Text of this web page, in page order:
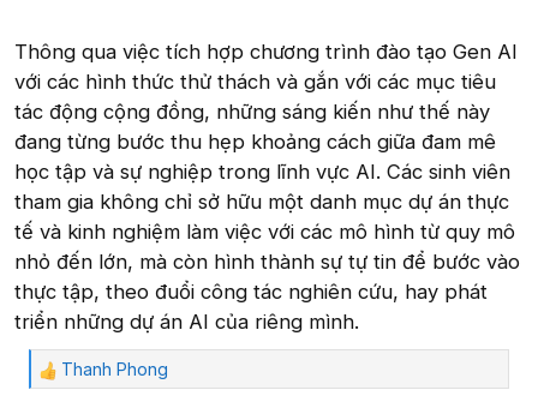
Thông qua việc tích hợp chương trình đào tạo Gen AI
với các hình thức thử thách và gắn với các mục tiêu
tác động cộng đồng, những sáng kiến như thế này
đang từng bước thu hẹp khoảng cách giữa đam mê
học tập và sự nghiệp trong lĩnh vực AI. Các sinh viên
tham gia không chỉ sở hữu một danh mục dự án thực
tế và kinh nghiệm làm việc với các mô hình từ quy mô
nhỏ đến lớn, mà còn hình thành sự tự tin để bước vào
thực tập, theo đuổi công tác nghiên cứu, hay phát
triển những dự án AI của riêng mình.
C
Thanh Phong